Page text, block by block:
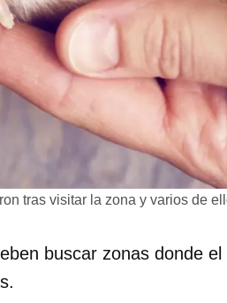
tras visitar la zona y varios de
buscar zonas donde